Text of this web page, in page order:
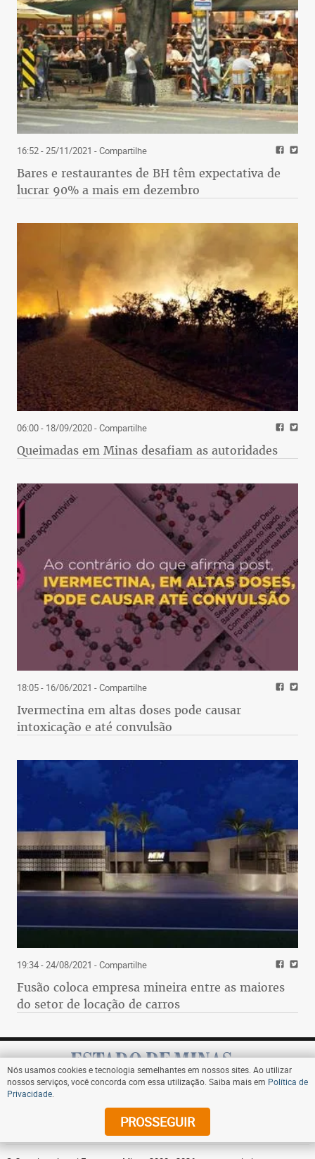
16:52 - 25/11/2021 - Compartilhe
Bares e restaurantes de BH têm expectativa de
lucrar 90% a mais em dezembro
06:00 - 18/09/2020- Compartilhe
Queimadas em Minas desafiam as autoridades
18:05 - 16/06/2021 - Compartilhe
Ivermectina em altas doses pode causar
intoxicação e até convulsão
19:34 - 24/08/2021 - Compartilhe
Fusão coloca empresa mineira entre as maiores
do setor de locação de carros
Assine
Nós usamos cookies e tecnologia semelhantes em nossos sites. Ao utilizar
nossos serviços, você concorda com essa utilização. Saiba mais em Política de
Privacidade
PROSSEGUIR